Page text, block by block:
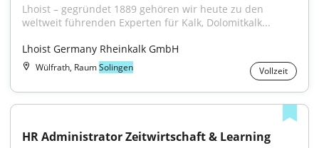
Lhoist – gegründet 1889 gehören wir heute zu den
weltweit führenden Experten für Kalk, Dolomitkalk...
Lhoist Germany Rheinkalk GmbH
Wülfrath, RaumSolingen Vollzeit
HR Administrator Zeitwirtschaft & Learning